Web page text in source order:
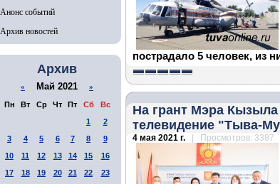
Анонс событий
Архив новостей
Архив
« Май 2021 »
Пн Вт Ср Чт Пт Сб
Вс
1
2
3
4 5 6 7 8
9
10
11 12 13 14 15
16
17
18 19 20 21 22
23
пострадало 5 человек, из
На грант Мэра Кызыла
телевидение "Тыва-
4 мая 2021 г. | Просмотров: 3387